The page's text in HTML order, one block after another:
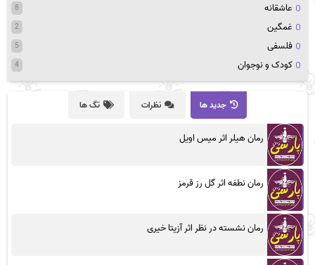
عاشقانه 8
غمگین 2
فلسفی 5
کودک و نوجوان 4
جدید ها نظرات تگ ها
رمان هیلر اثر میس اویل
رمان نطفه اثر گل رز قرمز
رمان نشسته در نظر اثر آزیتا خیری